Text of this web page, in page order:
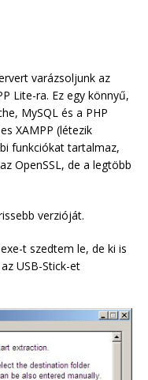
varázsoljunk az
Lite-ra. Ez egy könnyű,
MySQL és a PHP
XAMPP (létezik
funkciókat tartalmaz,
OpenSSL, de a legtöbb
verzióját.
t szedtem le, de ki is
USB-Stick-et